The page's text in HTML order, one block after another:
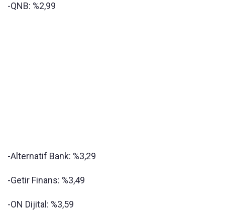
-QNB: %2,99
-Alternatif Bank: %3,29
-Getir Finans: %3,49
-ON Dijital: %3,59